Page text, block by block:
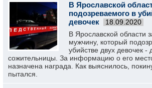
В Ярославской
подозреваемого в
девочек
18.09.2020
В Ярославской области
мужчину, который
убийстве двух девочек -
сожительницы. За информацию о его
назначена награда. Как выяснилось,
пытался.